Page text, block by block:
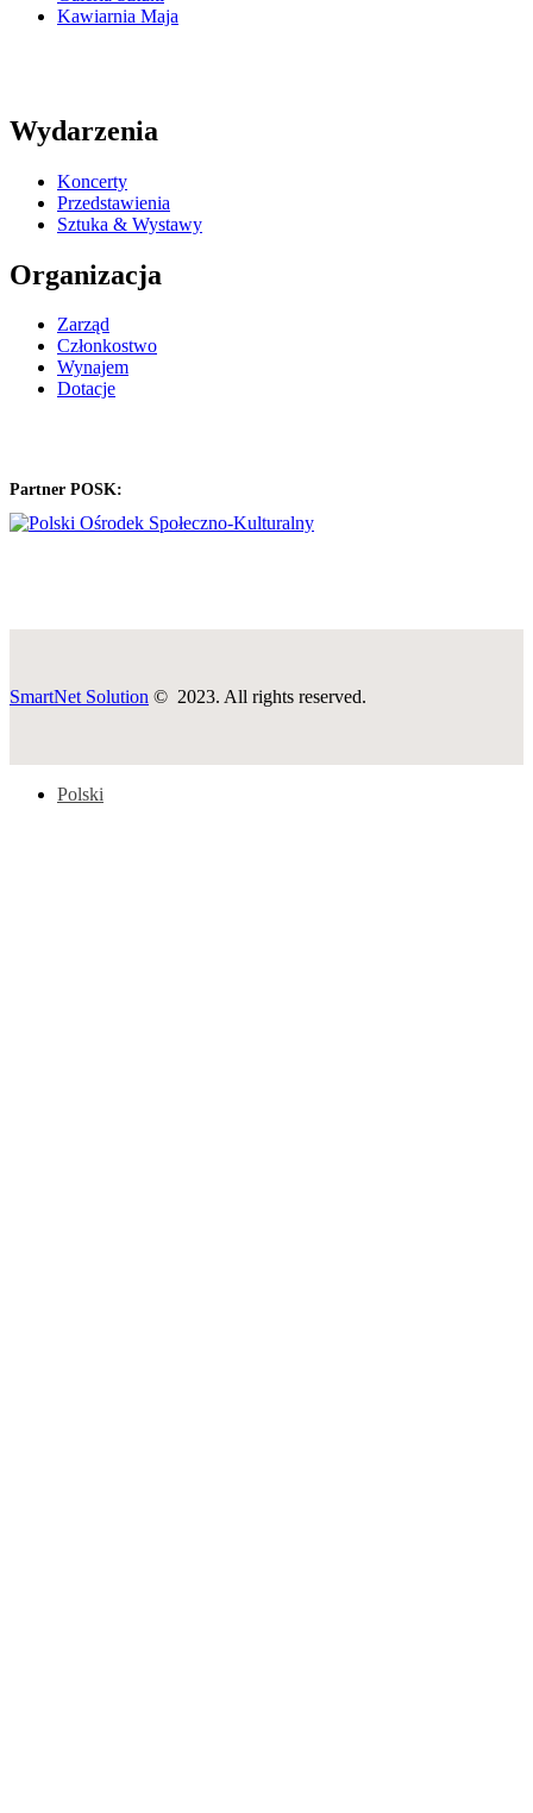
Kawiarnia Maja
Wydarzenia
Koncerty
Przedstawienia
Sztuka & Wystawy
Organizacja
Zarząd
Członkostwo
Wynajem
Dotacje
Partner POSK:
SmartNet Solution © 2023. All rights reserved.
Polski